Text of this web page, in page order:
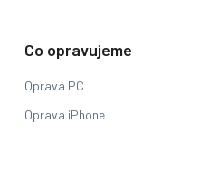
Co opravujeme
Oprava PC
Oprava iPhone